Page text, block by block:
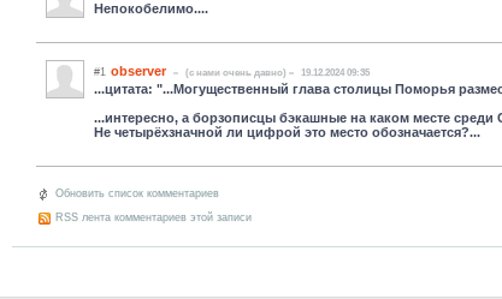
Непокобелимо....
#1 observer (c нами очень давно) 19.12.2024 09:35
...цитата: "...Могущественный глава столицы Поморья
...интересно, а борзописцы бэкашные на каком месте среди
Не четырёхзначной ли цифрой это место обозначается?...
Обновить список комментариев
RSS лента комментариев этой записи